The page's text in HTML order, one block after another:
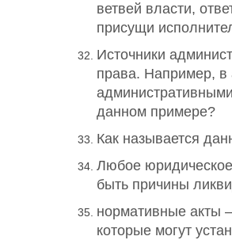
ветвей власти,
присущи
Источники
права. Например, в
данном примере?
Как называется
Любое
быть причины
нормативные акты
которые могут